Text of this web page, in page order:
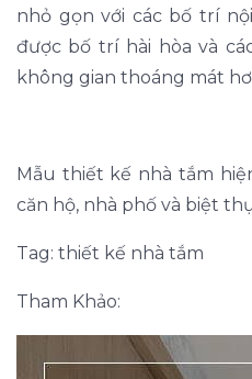
nhỏ gọn với các bố trí
được bố trí hài hòa và
không gian thoáng mát
Mẫu thiết kế nhà tắm
căn hộ, nhà phố và biệt
Tag: thiết kế nhà tắm
Tham Khảo: